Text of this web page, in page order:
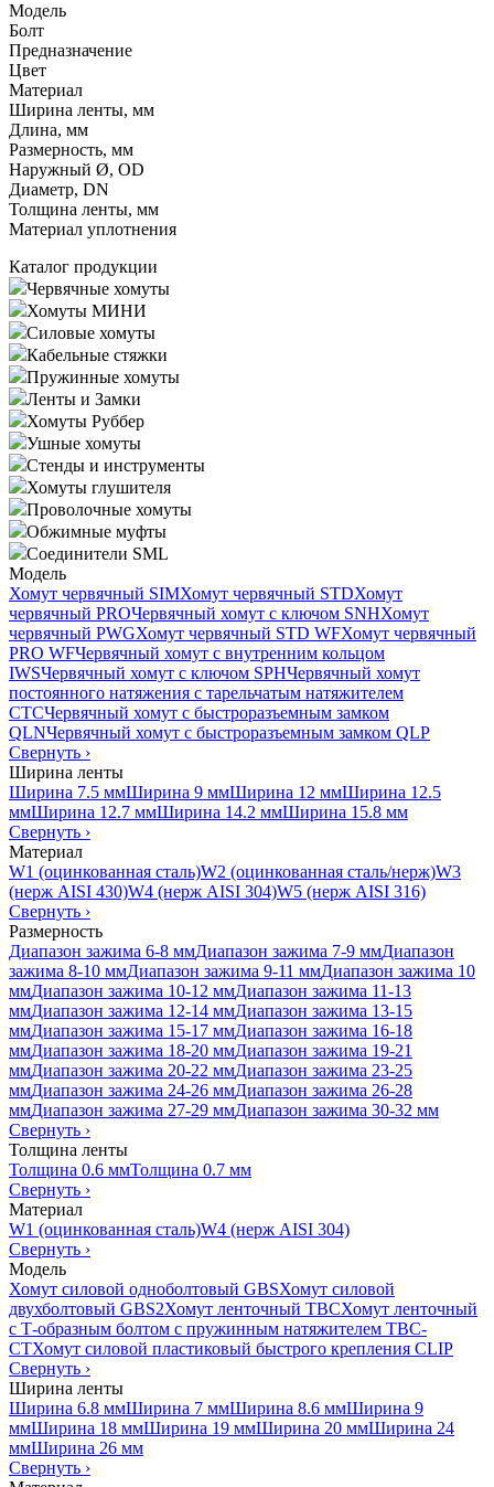
Модель
Болт
Предназначение
Цвет
Материал
Ширина ленты, мм
Длина, мм
Размерность, мм
Наружный Ø, OD
Диаметр, DN
Толщина ленты, мм
Материал уплотнения
Каталог продукции
Червячные хомуты
Хомуты МИНИ
Силовые хомуты
Кабельные стяжки
Пружинные хомуты
Ленты и Замки
Хомуты Руббер
Ушные хомуты
Стенды и инструменты
Хомуты глушителя
Проволочные хомуты
Обжимные муфты
Соединители SML
Модель
Хомут червячный SIMХомут червячный STDХомут
червячный PROЧервячный хомут с ключом SNHХомут
червячный PWGХомут червячный STD WFХомут червячный
PRO WFЧервячный хомут с внутренним кольцом
IWSЧервячный хомут с ключом SPHЧервячный хомут
постоянного натяжения с тарельчатым натяжителем
CTCЧервячный хомут с быстроразъемным замком
QLNЧервячный хомут с быстроразъемным замком QLP
Свернуть ›
Ширина ленты
Ширина 7.5 ммШирина 9 ммШирина 12 ммШирина 12.5
ммШирина 12.7 ммШирина 14.2 ммШирина 15.8 мм
Свернуть ›
Материал
W1 (оцинкованная сталь)W2 (оцинкованная сталь/нерж)W3
(нерж AISI 430)W4 (нерж AISI 304)W5 (нерж AISI 316)
Свернуть ›
Размерность
Диапазон зажима 6-8 ммДиапазон зажима 7-9 ммДиапазон
зажима 8-10 ммДиапазон зажима 9-11 ммДиапазон зажима 10
ммДиапазон зажима 10-12 ммДиапазон зажима 11-13
ммДиапазон зажима 12-14 ммДиапазон зажима 13-15
ммДиапазон зажима 15-17 ммДиапазон зажима 16-18
ммДиапазон зажима 18-20 ммДиапазон зажима 19-21
ммДиапазон зажима 20-22 ммДиапазон зажима 23-25
ммДиапазон зажима 24-26 ммДиапазон зажима 26-28
ммДиапазон зажима 27-29 ммДиапазон зажима 30-32 мм
Свернуть ›
Толщина ленты
Толщина 0.6 ммТолщина 0.7 мм
Свернуть ›
Материал
W1 (оцинкованная сталь)W4 (нерж AISI 304)
Свернуть ›
Модель
Хомут силовой одноболтовый GBSХомут силовой
двухболтовый GBS2Хомут ленточный TBCХомут ленточный
с Т-образным болтом с пружинным натяжителем TBC-
CTХомут силовой пластиковый быстрого крепления CLIP
Свернуть ›
Ширина ленты
Ширина 6.8 ммШирина 7 ммШирина 8.6 ммШирина 9
ммШирина 18 ммШирина 19 ммШирина 20 ммШирина 24
ммШирина 26 мм
Свернуть ›